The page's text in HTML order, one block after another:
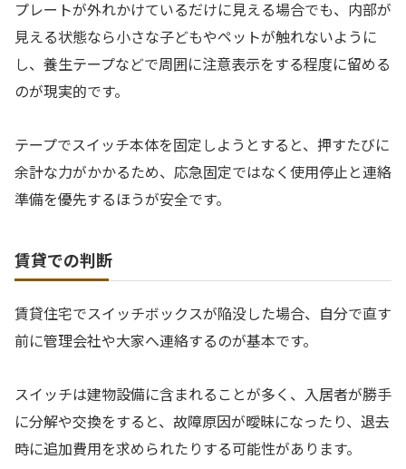
プレートが外れかけているだけに見える場合でも、内部が
見える状態なら小さな子どもやペットが触れないように
し、養生テープなどで周囲に注意表示をする程度に留める
のが現実的です。
テープでスイッチ本体を固定しようとすると、押すたびに
余計な力がかかるため、応急固定ではなく使用停止と連絡
準備を優先するほうが安全です。
賃貸での判断
賃貸住宅でスイッチボックスが陥没した場合、自分で直す
前に管理会社や大家へ連絡するのが基本です。
スイッチは建物設備に含まれることが多く、入居者が勝手
に分解や交換をすると、故障原因が曖昧になったり、退去
時に追加費用を求められたりする可能性があります。